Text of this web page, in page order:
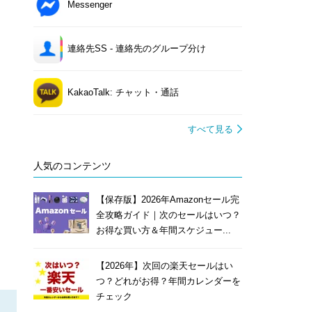
Messenger
連絡先SS - 連絡先のグループ分け
KakaoTalk: チャット・通話
すべて見る
人気のコンテンツ
【保存版】2026年Amazonセール完
全攻略ガイド｜次のセールはいつ？
お得な買い方＆年間スケジュー...
【2026年】次回の楽天セールはい
つ？どれがお得？年間カレンダーを
チェック